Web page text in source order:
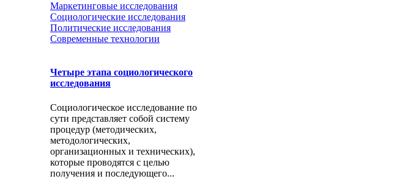
Маркетинговые исследования
Социологические исследования
Политические исследования
Современные технологии
Четыре этапа социологического
исследования
Социологическое исследование по
сути представляет собой систему
процедур (методических,
методологических,
организационных и технических),
которые проводятся с целью
получения и последующего...